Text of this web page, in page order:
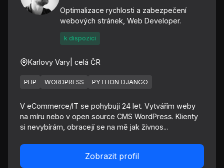
Optimalizace rychlosti a zabezpečení
webových stránek, Web Developer.
k dispozici
Karlovy Vary | celá ČR
PHP WORDPRESS PYTHON DJANGO
V eCommerce/IT se pohybuji 24 let. Vytvářím weby
na míru nebo v open source CMS WordPress. Klienty
si nevybírám, obracejí se na mě jak živnos...
Zobrazit profil